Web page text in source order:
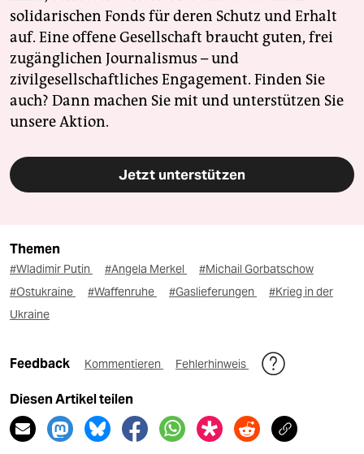
solidarischen Fonds für deren Schutz und Erhalt
auf. Eine offene Gesellschaft braucht guten, frei
zugänglichen Journalismus – und
zivilgesellschaftliches Engagement. Finden Sie
auch? Dann machen Sie mit und unterstützen Sie
unsere Aktion.
Jetzt unterstützen
Themen
#Wladimir Putin #Angela Merkel
#Michail Gorbatschow
#Ostukraine
#Waffenruhe #Gaslieferungen
#Krieg in der
Ukraine
Feedback Kommentieren Fehlerhinweis
Diesen Artikel teilen